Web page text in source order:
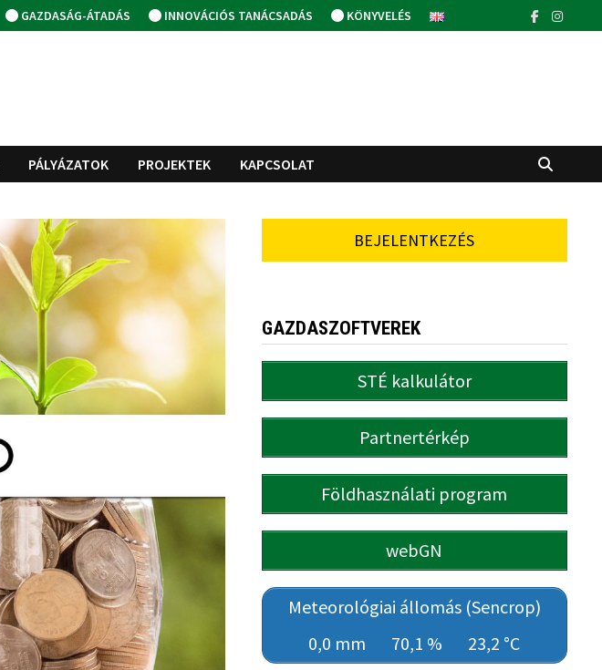
GAZDASÁG-ÁTADÁS INNOVÁCIÓS TANÁCSADÁS KÖNYVELÉS
PÁLYÁZATOK PROJEKTEK KAPCSOLAT
BEJELENTKEZÉS
GAZDASZOFTVEREK
STÉ kalkulátor
Partnertérkép
Földhasználati program
webGN
Meteorológiai állomás (Sencrop)
0,0 mm
70,1 % 23,2 °C